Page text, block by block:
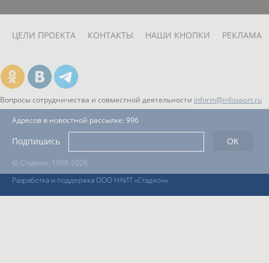
ЦЕЛИ ПРОЕКТА КОНТАКТЫ НАШИ КНОПКИ РЕКЛАМА
Вопросы сотрудничества и совместной деятельности inform@infosport.ru
© Стадион, 1998-2026
Разработка и поддержка ООО НАИТ «Стадион»
Адресов в новостной рассылке: 996
Подпишись